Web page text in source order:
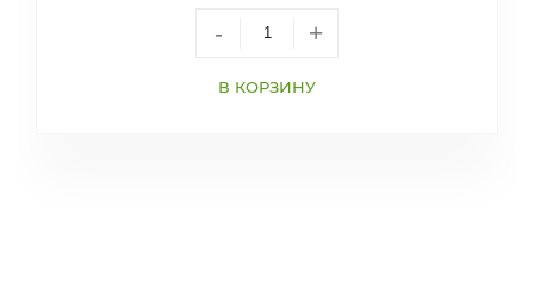
- +
В КОРЗИНУ